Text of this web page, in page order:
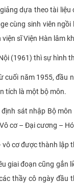
dựa theo tài
cùng sinh viên
sĩ Viện Hàn lâm
(1961) thì sự hình
năm 1955, đầu
tích là một bộ môn.
sát nhập Bộ
cơ – Đại cương –
cơ được thành
giai đoạn cũng gắn
thầy cô ngày